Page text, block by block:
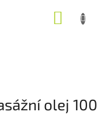
olej 100